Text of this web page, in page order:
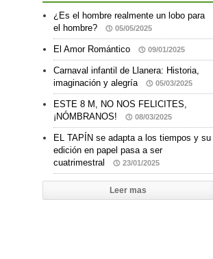
¿Es el hombre realmente un lobo para
el hombre?
05/05/2025
El Amor Romántico 09/01/2025
Carnaval infantil de Llanera: Historia,
imaginación y alegría
05/03/2025
ESTE 8 M, NO NOS FELICITES,
¡NÓMBRANOS!
08/03/2025
EL TAPÍN se adapta a los tiempos y su
edición en papel pasa a ser
cuatrimestral
23/01/2025
Leer mas